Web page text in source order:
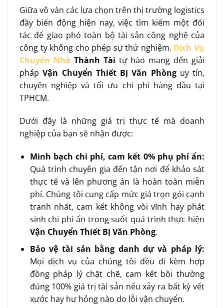
Giữa vô vàn các lựa chọn trên thị trường logistics
đầy biến động hiện nay, việc tìm kiếm một đối
tác để giao phó toàn bộ tài sản công nghệ của
công ty không cho phép sự thử nghiệm. Dịch Vụ
Chuyển Nhà Thành Tài tự hào mang đến giải
phápVận Chuyển Thiết Bị Văn Phònguy tín,
chuyên nghiệp và tối ưu chi phí hàng đầu tại
TPHCM.
Dưới đây là những giá trị thực tế mà doanh
nghiệp của bạn sẽ nhận được:
Minh bạch chi phí, cam kết 0% phụ phí ẩn:
Quá trình chuyên gia đến tận nơi để khảo sát
thực tế và lên phương án là hoàn toàn miễn
phí. Chúng tôi cung cấp mức giá trọn gói cạnh
tranh nhất, cam kết không vòi vĩnh hay phát
sinh chi phí ẩn trong suốt quá trình thực hiện
Vận Chuyển Thiết Bị Văn Phòng.
Bảo vệ tài sản bằng danh dự và pháp lý:
Mọi dịch vụ của chúng tôi đều đi kèm hợp
đồng pháp lý chặt chẽ, cam kết bồi thường
đúng 100% giá trị tài sản nếu xảy ra bất kỳ vết
xước hay hư hỏng nào do lỗi vận chuyển.